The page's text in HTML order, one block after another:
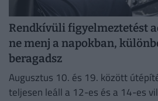
Rendkívüli figyelmeztetést
ne menj a napokban,
beragadsz
Augusztus 10. és 19. között
teljesen leáll a 12-es és a 14-es